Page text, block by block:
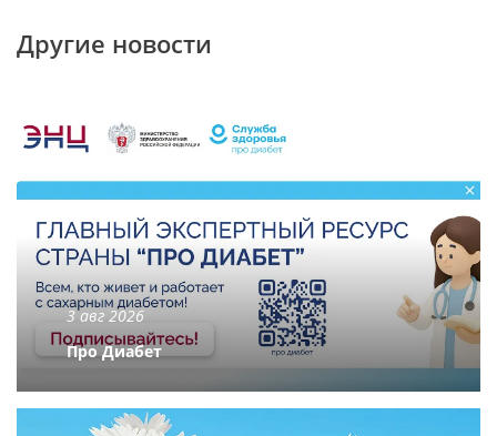
Другие новости
3 авг 2026
Про Диабет